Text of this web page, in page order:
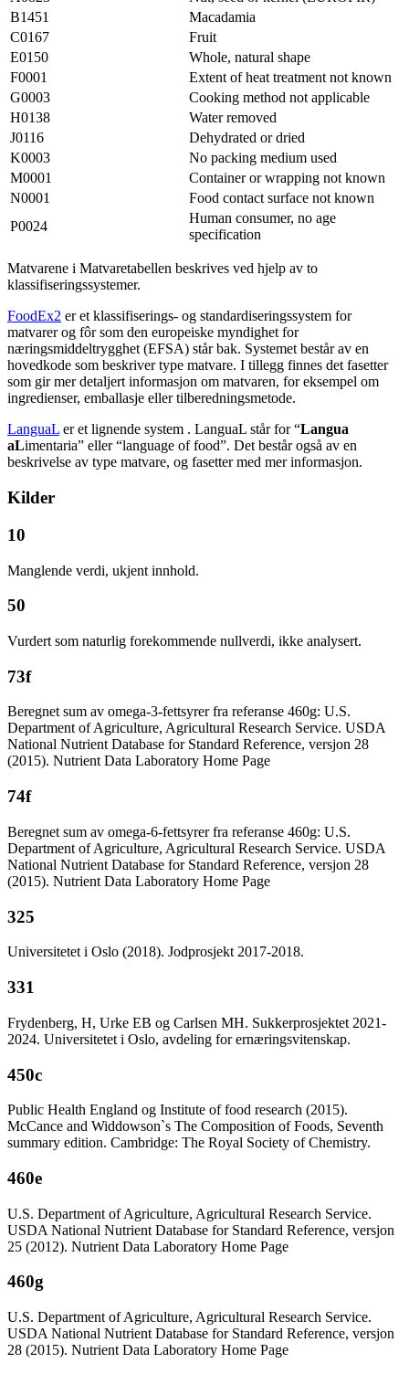
B1451
Macadamia
C0167
Fruit
E0150
Whole, natural shape
F0001
Extent of heat treatment not known
G0003
Cooking method not applicable
H0138
Water removed
J0116
Dehydrated or dried
K0003
No packing medium used
M0001
Container or wrapping not known
N0001
Food contact surface not known
P0024
Human consumer, no age
specification
Matvarene i Matvaretabellen beskrives ved hjelp av to
klassifiseringssystemer.
FoodEx2 er et klassifiserings- og standardiseringssystem for
matvarer og fôr som den europeiske myndighet for
næringsmiddeltrygghet (EFSA) står bak. Systemet består av en
hovedkode som beskriver type matvare. I tillegg finnes det fasetter
som gir mer detaljert informasjon om matvaren, for eksempel om
ingredienser, emballasje eller tilberedningsmetode.
LanguaL er et lignende system . LanguaL står for “Langua
aLimentaria” eller “language of food”. Det består også av en
beskrivelse av type matvare, og fasetter med mer informasjon.
Kilder
10
Manglende verdi, ukjent innhold.
50
Vurdert som naturlig forekommende nullverdi, ikke analysert.
73f
Beregnet sum av omega-3-fettsyrer fra referanse 460g: U.S.
Department of Agriculture, Agricultural Research Service. USDA
National Nutrient Database for Standard Reference, versjon 28
(2015). Nutrient Data Laboratory Home Page
74f
Beregnet sum av omega-6-fettsyrer fra referanse 460g: U.S.
Department of Agriculture, Agricultural Research Service. USDA
National Nutrient Database for Standard Reference, versjon 28
(2015). Nutrient Data Laboratory Home Page
325
Universitetet i Oslo (2018). Jodprosjekt 2017-2018.
331
Frydenberg, H, Urke EB og Carlsen MH. Sukkerprosjektet 2021-
2024. Universitetet i Oslo, avdeling for ernæringsvitenskap.
450c
Public Health England og Institute of food research (2015).
McCance and Widdowson`s The Composition of Foods, Seventh
summary edition. Cambridge: The Royal Society of Chemistry.
460e
U.S. Department of Agriculture, Agricultural Research Service.
USDA National Nutrient Database for Standard Reference, versjon
25 (2012). Nutrient Data Laboratory Home Page
460g
U.S. Department of Agriculture, Agricultural Research Service.
USDA National Nutrient Database for Standard Reference, versjon
28 (2015). Nutrient Data Laboratory Home Page